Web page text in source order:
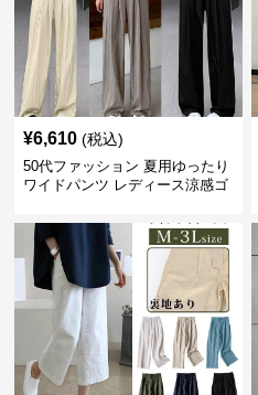
¥6,610 (税込)
50代ファッション 夏用ゆったり
ワイドパンツ レディース涼感ゴ